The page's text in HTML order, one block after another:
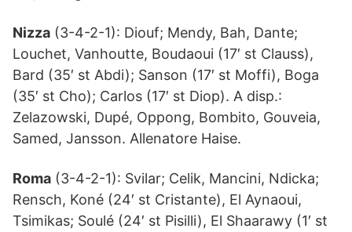
Nizza (3-4-2-1): Diouf; Mendy, Bah, Dante;
Louchet, Vanhoutte, Boudaoui (17′ st Clauss),
Bard (35′ st Abdi); Sanson (17′ st Moffi), Boga
(35′ st Cho); Carlos (17′ st Diop). A disp.:
Zelazowski, Dupé, Oppong, Bombito, Gouveia,
Samed, Jansson. Allenatore Haise.
Roma (3-4-2-1): Svilar; Celik, Mancini, Ndicka;
Rensch, Koné (24′ st Cristante), El Aynaoui,
Tsimikas; Soulé (24′ st Pisilli), El Shaarawy (1′ st